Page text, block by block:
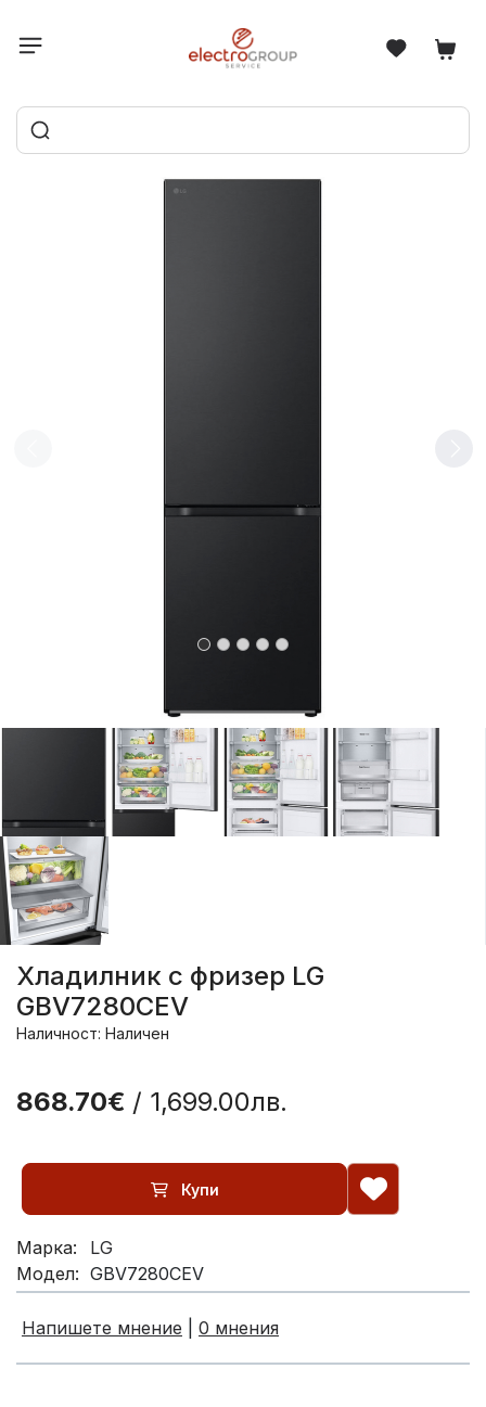
Хладилник с фризер LG
GBV7280CEV
Наличност: Наличен
868.70€ / 1,699.00лв.
Купи
Марка:
LG
Модел: GBV7280CEV
Напишете мнение 0 мнения